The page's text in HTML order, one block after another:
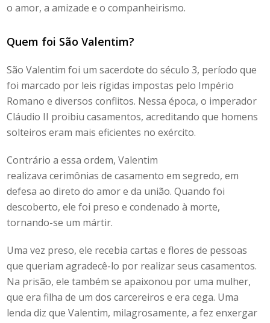
o amor, a amizade e o companheirismo.
Quem foi São Valentim?
São Valentim foi um sacerdote do século 3, período que
foi marcado por leis rígidas impostas pelo Império
Romano e diversos conflitos. Nessa época, o imperador
Cláudio II proibiu casamentos, acreditando que homens
solteiros eram mais eficientes no exército.
Contrário a essa ordem, Valentim
realizava cerimônias de casamento em segredo, em
defesa ao direto do amor e da união. Quando foi
descoberto, ele foi preso e condenado à morte,
tornando-se um mártir.
Uma vez preso, ele recebia cartas e flores de pessoas
que queriam agradecê-lo por realizar seus casamentos.
Na prisão, ele também se apaixonou por uma mulher,
que era filha de um dos carcereiros e era cega. Uma
lenda diz que Valentim, milagrosamente, a fez enxergar